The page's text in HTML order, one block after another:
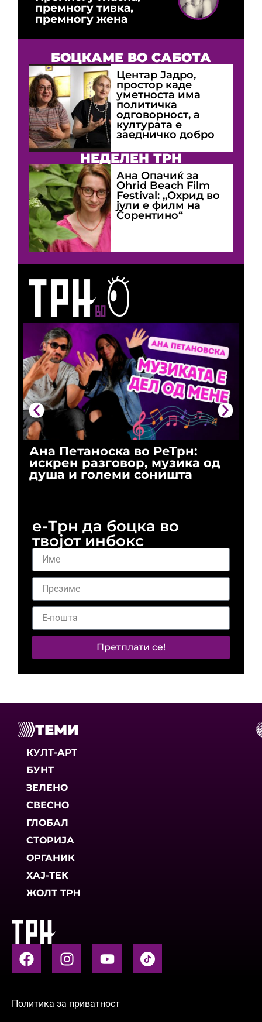
Ана Петаноска во РеТрн:
искрен разговор, музика од
душа и големи соништа
премногу тивка,
премногу жена
БОЦКАМЕ ВО САБОТА
Центар Јадро,
простор каде
уметноста има
политичка
одговорност, а
културата е
заедничко добро
НЕДЕЛЕН ТРН
Ана Опачиќ за
Оhrid Beach Film
Festival: „Охрид во
јули е филм на
Сорентино“
е-Трн да боцка во
твојот инбокс
Претплати се!
ТЕМИ
КУЛТ-АРТ
БУНТ
ЗЕЛЕНО
СВЕСНО
ГЛОБАЛ
СТОРИЈА
ОРГАНИК
ХАЈ-ТЕК
ЖОЛТ ТРН
Политика за приватност